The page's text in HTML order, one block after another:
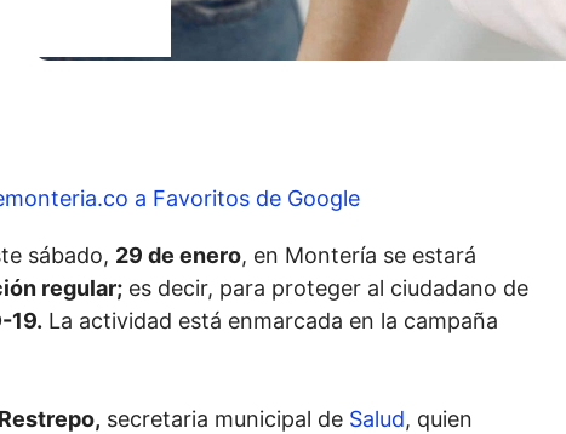
a Favoritos de Google
sábado, 29 de enero, en Montería se estará
regular; es decir, para proteger al ciudadano de
19. La actividad está enmarcada en la campaña
secretaria municipal de Salud, quien